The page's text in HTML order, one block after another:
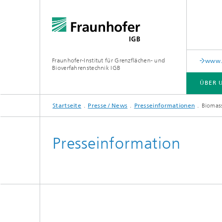
Fraunhofer-Institut für Grenzflächen- und
Bioverfahrenstechnik IGB
ÜBER
ÜBER UNS
ZUSAMMENARBEIT
FORSCHUNG
ANALYTIK / PRÜFUNG
PUBLIKATIONEN
Startseite Presse / News Presseinformationen
Presseinformation